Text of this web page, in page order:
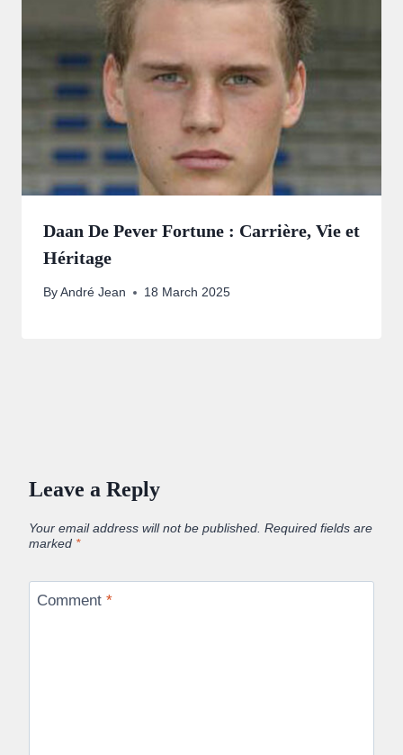
Daan De Pever Fortune : Carrière, Vie et
Héritage
By André Jean 18 March 2025
Leave a Reply
Your email address will not be published. Required fields are
marked *
Comment *